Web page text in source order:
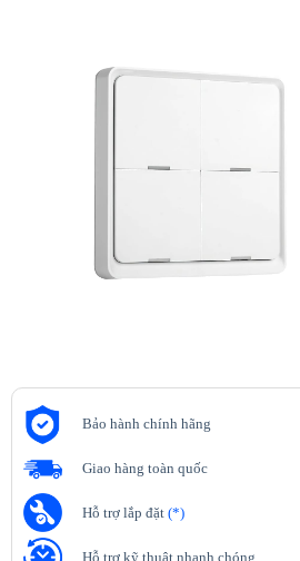
Bảo hành chính hãng
Giao hàng toàn quốc
Hỗ trợ lắp đặt (*)
Hỗ trợ kỹ thuật nhanh chóng